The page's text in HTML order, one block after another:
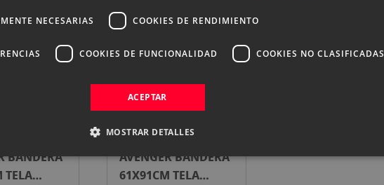
TELA
Sin stock
AVENGER BANDERA
31X46CM TELA
NEGRA
Sin stock
Consultar precio
TUL DOBLE
BANDERA
TELA
AVENGER BANDERA
61X91CM TELA
NECESARIAS COOKIES DE RENDIMIENTO
COOKIES DE FUNCIONALIDAD COOKIES NO CLASIFICADAS
ACEPTAR
MOSTRAR DETALLES